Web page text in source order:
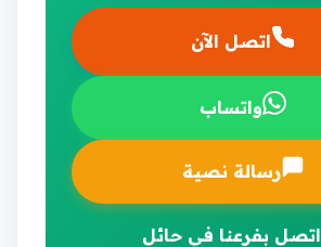
اتصل الآن
واتساب
رسالة نصية
اتصل بفرعنا في حائل